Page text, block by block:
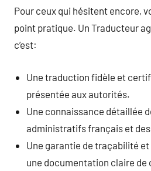
Pour ceux qui hésitent encore,
point pratique. Un Traducteur
c’est:
Une traduction fidèle et
présentée aux autorités.
Une connaissance détaillée
administratifs français et
Une garantie de traçabilité
une documentation claire de